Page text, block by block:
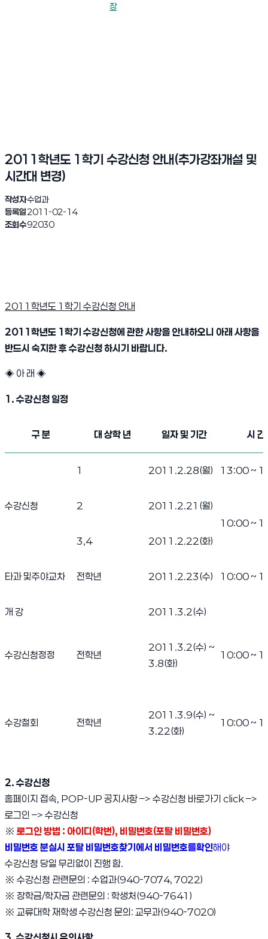
장
2011학년도 1학기 수강신청 안내(추가강좌개설 및
시간대 변경)
작성자수업과
등록일2011-02-14
조회수92030
2011학년도 1학기 수강신청 안내
2011학년도 1학기 수강신청에 관한 사항을 안내하오니 아래 사항을
반드시 숙지한 후 수강신청 하시기 바랍니다.
◈ 아 래 ◈
1. 수강신청 일정
구 분 대 상학 년 일자 및 기간 시 간
수강신청
1 2011.2.28(월) 13:00 ~
2
2011.2.21(월)
10:00 ~
3,4
2011.2.22(화)
타과 및주야교차 전학년 2011.2.23(수) 10:00 ~
개 강 2011.3.2(수)
수강신청정정 전학년
2011.3.2(수) ~
3.8(화)
10:00 ~
수강철회 전학년
2011.3.9(수) ~
3.22(화)
10:00 ~
2. 수강신청
홈페이지 접속, POP-UP 공지사항 –> 수강신청 바로가기 click –>
로그인 –> 수강신청
※ 로그인 방법 : 아이디(학번), 비밀번호(포탈 비밀번호)
비밀번호 분실시 포탈 비밀번호찾기에서 비밀번호를확인해야
수강신청 당일 무리없이 진행 함.
※ 수강신청 관련문의 : 수업과(940-7074, 7022)
※ 장학금/학자금 관련문의 : 학생처(940-7641)
※ 교류대학 재학생 수강신청 문의: 교무과(940-7020)